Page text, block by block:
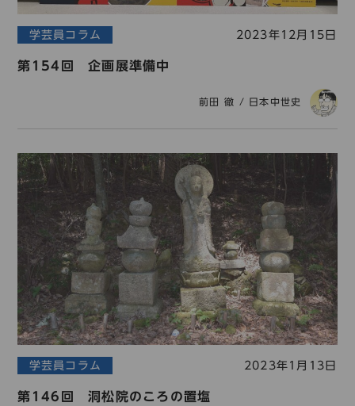
学芸員コラム 2023年12月15日
第154回 企画展準備中
前田 徹 / 日本中世史
学芸員コラム 2023年1月13日
第146回 洞松院のころの置塩